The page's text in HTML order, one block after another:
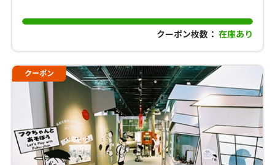
クーポン枚数： 在庫あり
クーポン